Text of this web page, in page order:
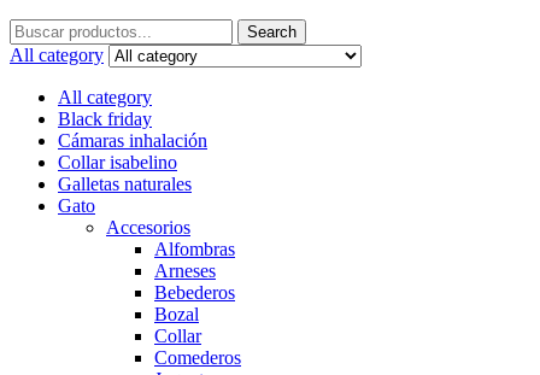
Search
for:
Search
All category
All category
Black friday
Cámaras inhalación
Collar isabelino
Galletas naturales
Gato
Accesorios
Alfombras
Arneses
Bebederos
Bozal
Collar
Comederos